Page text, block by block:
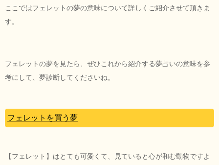
ここではフェレットの夢の意味について詳しくご紹介させて頂きま
す。
フェレットの夢を見たら、ぜひこれから紹介する夢占いの意味を参
考にして、夢診断してくださいね。
フェレットを買う夢
【フェレット】はとても可愛くて、見ていると心が和む動物ですよ